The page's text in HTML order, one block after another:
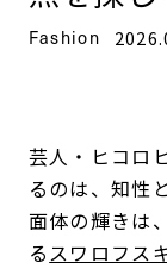
Fashion
芸人・ヒコロ
るのは、知性
面体の輝きは
るスワロフス